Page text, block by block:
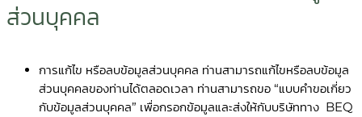
ส่วนบุคคล
การแก้ไข หรือลบข้อมูลส่วนบุคคล ท่านสามารถแก้ไขหรือลบข้อมูล
ส่วนบุคคลของท่านได้ตลอดเวลา ท่านสามารถขอ “แบบคำขอเกี่ยว
กับข้อมูลส่วนบุคคล” เพื่อกรอกข้อมูลและส่งให้กับบริษัททาง BEQ